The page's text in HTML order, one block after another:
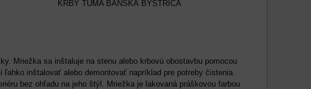
KRBY TUMA BANSKÁ BYSTRICA
Mriežka sa inštaluje na stenu alebo krbovú obostavbu pomocou
inštalovať alebo demontovať napríklad pre potreby čistenia.
bez ohľadu na jeho štýl. Mriežka je lakovaná práškovou farbou